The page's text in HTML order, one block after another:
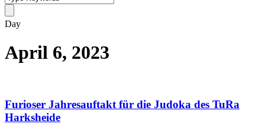
Day
April 6, 2023
Furioser Jahresauftakt für die Judoka des TuRa
Harksheide